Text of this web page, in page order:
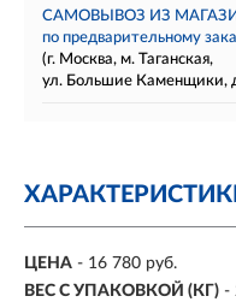
САМОВЫВОЗ ИЗ
по предварительному
(г. Москва, м. Таганская,
ул. Большие Каменщики,
ЦЕНА - 16 780 руб.
ВЕС С УПАКОВКОЙ (КГ) -